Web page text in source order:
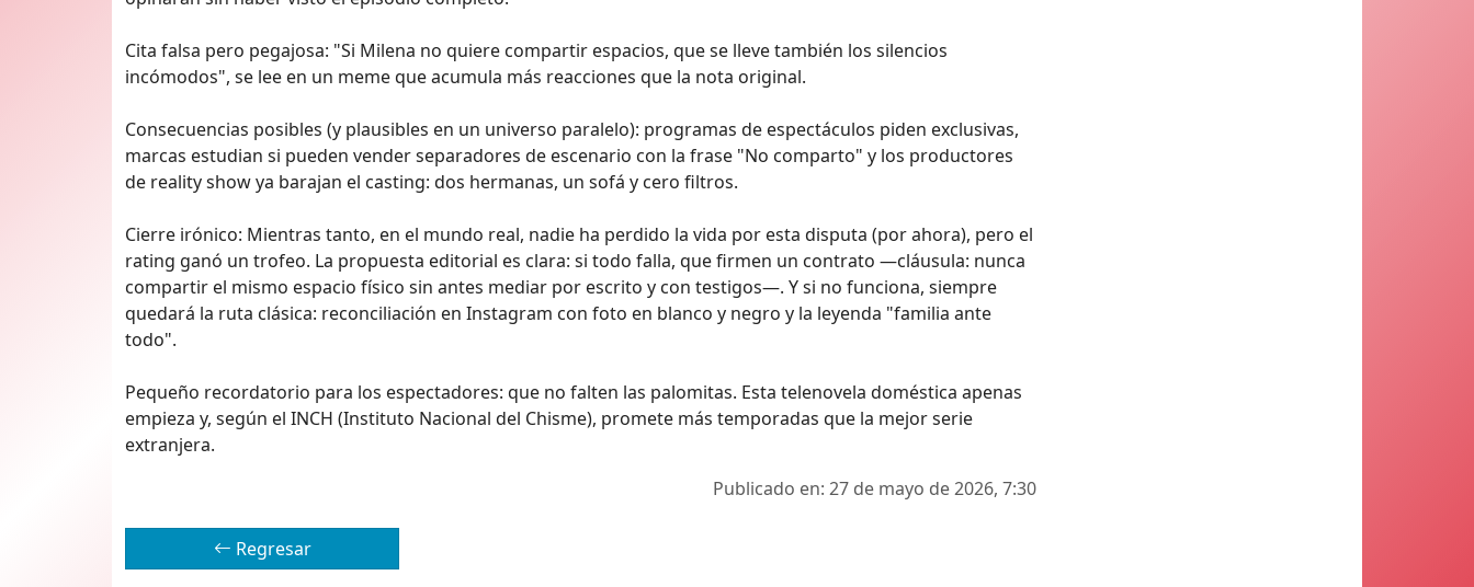
Cita falsa pero pegajosa: "Si Milena no quiere compartir espacios, que se lleve también los silencios
incómodos", se lee en un meme que acumula más reacciones que la nota original.
Consecuencias posibles (y plausibles en un universo paralelo): programas de espectáculos piden exclusivas,
marcas estudian si pueden vender separadores de escenario con la frase "No comparto" y los productores
de reality show ya barajan el casting: dos hermanas, un sofá y cero filtros.
Cierre irónico: Mientras tanto, en el mundo real, nadie ha perdido la vida por esta disputa (por ahora), pero el
rating ganó un trofeo. La propuesta editorial es clara: si todo falla, que firmen un contrato —cláusula: nunca
compartir el mismo espacio físico sin antes mediar por escrito y con testigos—. Y si no funciona, siempre
quedará la ruta clásica: reconciliación en Instagram con foto en blanco y negro y la leyenda "familia ante
todo".
Pequeño recordatorio para los espectadores: que no falten las palomitas. Esta telenovela doméstica apenas
empieza y, según el INCH (Instituto Nacional del Chisme), promete más temporadas que la mejor serie
extranjera.
Publicado en: 27 de mayo de 2026, 7:30
Regresar